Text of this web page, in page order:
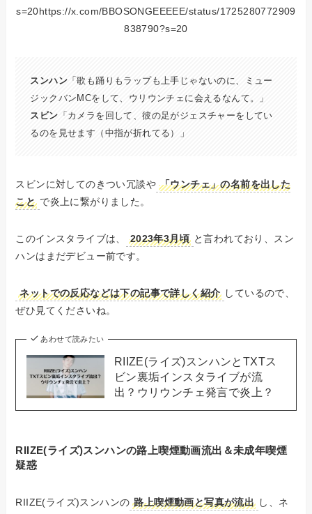
s=20https://x.com/BBOSONGEEEEE/status/1725280772909
838790?s=20
スンハン 「歌も踊りもラップも上手じゃないのに、ミュー
ジックバンMCをして、ウリウンチェに会えるなんて。」
スビン 「カメラを回して、彼の足がジェスチャーをしてい
るのを見せます（中指が折れてる）
」
スビンに対してのきつい冗談や 「ウンチェ」の名前を出した
こと で炎上に繋がりました。
このインスタライブは、 2023年3月頃 と言われており、スン
ハンはまだデビュー前です。
ネットでの反応などは下の記事で詳しく紹介 しているので、
ぜひ見てくださいね。
あわせて読みたい
RIIZE(ライズ)スンハンとTXTス
ビン裏垢インスタライブが流
出？ウリウンチェ発言で炎上？
RIIZE(ライズ)スンハンの路上喫煙動画流出＆未成年喫煙
疑惑
RIIZE(ライズ)スンハンの 路上喫煙動画と写真が流出 し、ネ